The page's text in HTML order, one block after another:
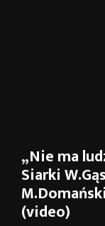
„Nie ma
Siarki
(video)